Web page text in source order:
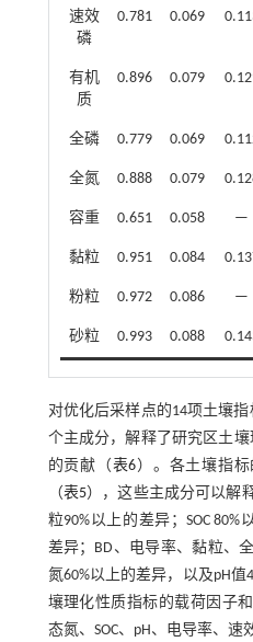
速效
磷
0.781 0.069
有机
质
0.896 0.079
全磷 0.779 0.069
全氮 0.888 0.079
容重 0.651 0.058 —
黏粒 0.951 0.084
粉粒 0.972 0.086 —
砂粒 0.993 0.088
对优化后采样点的14项土壤
个主成分，解释了研究区土壤
的贡献（表6）。各土壤指
（表5），这些主成分可以解
粒90%以上的差异；SOC
差异；BD、电导率、黏粒、
氮60%以上的差异，以及pH
壤理化性质指标的载荷因子
态氮、SOC、pH、电导率、